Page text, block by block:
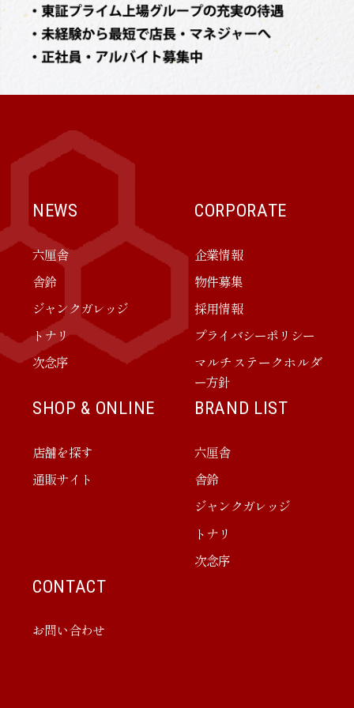
NEWS
六厘舎
舎鈴
ジャンクガレッジ
トナリ
次念序
CORPORATE
企業情報
物件募集
採用情報
プライバシーポリシー
マルチステークホルダ
ー方針
SHOP & ONLINE
店舗を探す
通販サイト
BRAND LIST
六厘舎
舎鈴
ジャンクガレッジ
トナリ
次念序
CONTACT
お問い合わせ